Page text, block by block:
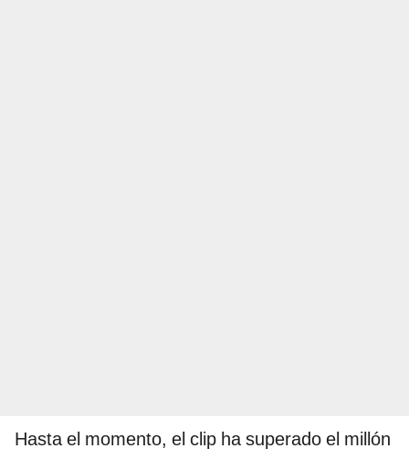
Hasta el momento, el clip ha superado el millón